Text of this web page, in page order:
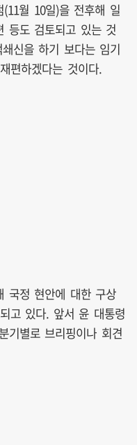
월 10일)을 전후해 일
등도 검토되고 있는 것
신을 하기 보다는 임기
편하겠다는 것이다.
국정 현안에 대한 구상
고 있다. 앞서 윤 대통령
기별로 브리핑이나 회견